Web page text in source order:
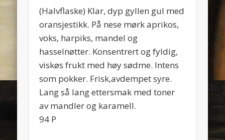
(Halvflaske) Klar, dyp gyllen gul med
oransjestikk. På nese mørk aprikos,
voks, harpiks, mandel og
hasselnøtter. Konsentrert og fyldig,
viskøs frukt med høy sødme. Intens
som pokker. Frisk,avdempet syre.
Lang så lang ettersmak med toner
av mandler og karamell.
94 P